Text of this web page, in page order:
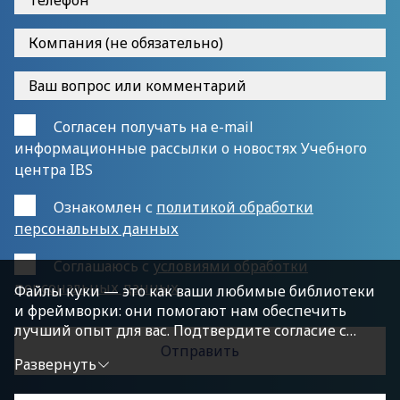
Согласен получать на e-mail
информационные рассылки о новостях Учебного
центра IBS
Ознакомлен с политикой обработки
персональных данных
Cоглашаюсь сусловиями обработки
персональных данных
Файлы куки — это как ваши любимые библиотеки
и фреймворки: они помогают нам обеспечить
лучший опыт для вас. Подтвердите согласие с
политикой конфиденциальности, нажав
«Принимаю условия», чтобы продолжить.
Развернуть